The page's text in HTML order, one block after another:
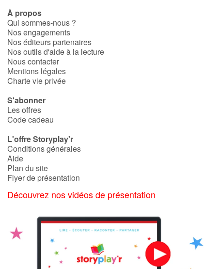
À propos
Qui sommes-nous ?
Nos engagements
Nos éditeurs partenaires
Nos outils d'aide à la lecture
Nous contacter
Mentions légales
Charte vie privée
S'abonner
Les offres
Code cadeau
L'offre Storyplay'r
Conditions générales
Aide
Plan du site
Flyer de présentation
Découvrez nos vidéos de présentation